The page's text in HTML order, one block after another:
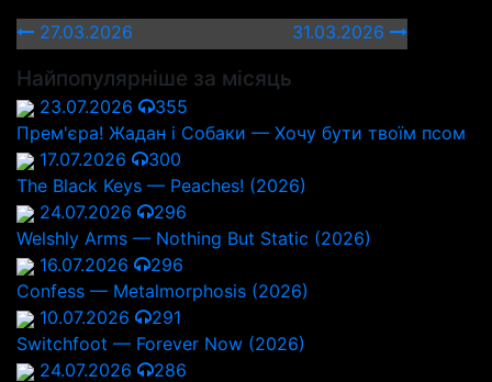
27.03.2026
31.03.2026
Найпопулярніше за місяць
23.07.2026
355
Прем'єра! Жадан і Собаки — Хочу бути твоїм псом
17.07.2026
300
The Black Keys — Peaches! (2026)
24.07.2026
296
Welshly Arms — Nothing But Static (2026)
16.07.2026
296
Confess — Metalmorphosis (2026)
10.07.2026
291
Switchfoot — Forever Now (2026)
24.07.2026
286